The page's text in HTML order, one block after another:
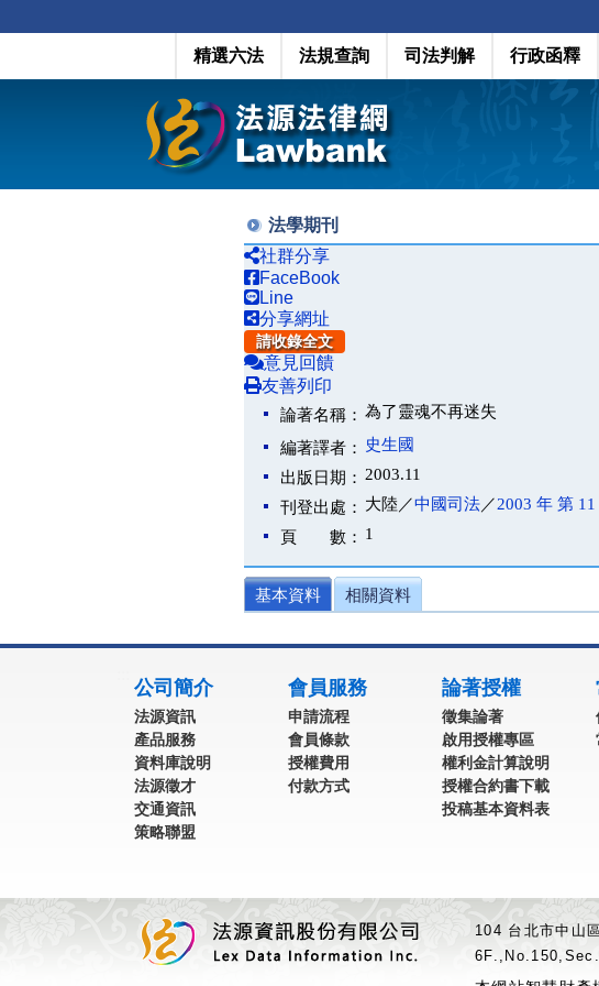
精選六法 法規查詢 司法判解 行政函釋
法學期刊
社群分享
FaceBook
Line
分享網址
請收錄全文
意見回饋
友善列印
論著名稱： 為了靈魂不再迷失
編著譯者：
史生國
出版日期： 2003.11
刊登出處： 大陸／中國司法／2003 年 第 11
頁 數： 1
基本資料 相關資料
公司簡介
法源資訊
產品服務
資料庫說明
法源徵才
交通資訊
策略聯盟
會員服務
申請流程
會員條款
授權費用
付款方式
論著授權
徵集論著
啟用授權專區
權利金計算說明
授權合約書下載
投稿基本資料表
104 台北市中山